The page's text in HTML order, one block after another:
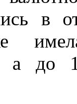
в
а до